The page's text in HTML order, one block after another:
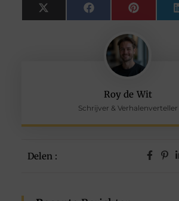
Roy de Wit
Schrijver & Verhalenverteller
Delen :
X
(Twitter)
FacebookPinterest